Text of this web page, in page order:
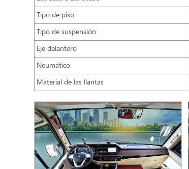
Tipo de piso
Tipo de suspensión
Eje delantero
Neumático
Material de las llantas